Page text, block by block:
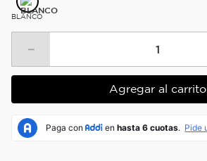
BLANCO
－
Agregar al carrito